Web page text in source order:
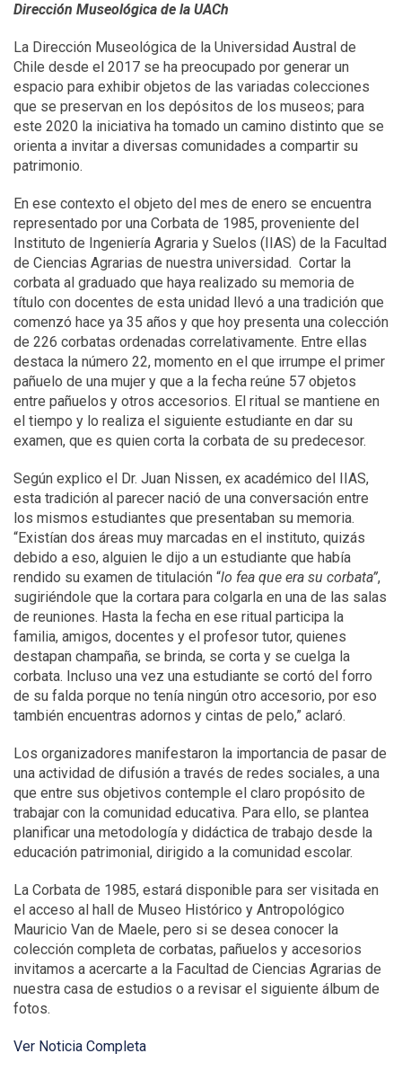
Dirección Museológica de la UACh
La Dirección Museológica de la Universidad Austral de
Chile desde el 2017 se ha preocupado por generar un
espacio para exhibir objetos de las variadas colecciones
que se preservan en los depósitos de los museos; para
este 2020 la iniciativa ha tomado un camino distinto que se
orienta a invitar a diversas comunidades a compartir su
patrimonio.
En ese contexto el objeto del mes de enero se encuentra
representado por una Corbata de 1985, proveniente del
Instituto de Ingeniería Agraria y Suelos (IIAS) de la Facultad
de Ciencias Agrarias de nuestra universidad. Cortar la
corbata al graduado que haya realizado su memoria de
título con docentes de esta unidad llevó a una tradición que
comenzó hace ya 35 años y que hoy presenta una colección
de 226 corbatas ordenadas correlativamente. Entre ellas
destaca la número 22, momento en el que irrumpe el primer
pañuelo de una mujer y que a la fecha reúne 57 objetos
entre pañuelos y otros accesorios. El ritual se mantiene en
el tiempo y lo realiza el siguiente estudiante en dar su
examen, que es quien corta la corbata de su predecesor.
Según explico el Dr. Juan Nissen, ex académico del IIAS,
esta tradición al parecer nació de una conversación entre
los mismos estudiantes que presentaban su memoria.
“Existían dos áreas muy marcadas en el instituto, quizás
debido a eso, alguien le dijo a un estudiante que había
rendido su examen de titulación “lo fea que era su corbata”,
sugiriéndole que la cortara para colgarla en una de las salas
de reuniones. Hasta la fecha en ese ritual participa la
familia, amigos, docentes y el profesor tutor, quienes
destapan champaña, se brinda, se corta y se cuelga la
corbata. Incluso una vez una estudiante se cortó del forro
de su falda porque no tenía ningún otro accesorio, por eso
también encuentras adornos y cintas de pelo,” aclaró.
Los organizadores manifestaron la importancia de pasar de
una actividad de difusión a través de redes sociales, a una
que entre sus objetivos contemple el claro propósito de
trabajar con la comunidad educativa. Para ello, se plantea
planificar una metodología y didáctica de trabajo desde la
educación patrimonial, dirigido a la comunidad escolar.
La Corbata de 1985, estará disponible para ser visitada en
el acceso al hall de Museo Histórico y Antropológico
Mauricio Van de Maele, pero si se desea conocer la
colección completa de corbatas, pañuelos y accesorios
invitamos a acercarte a la Facultad de Ciencias Agrarias de
nuestra casa de estudios o a revisar el siguiente álbum de
fotos.
Ver Noticia Completa